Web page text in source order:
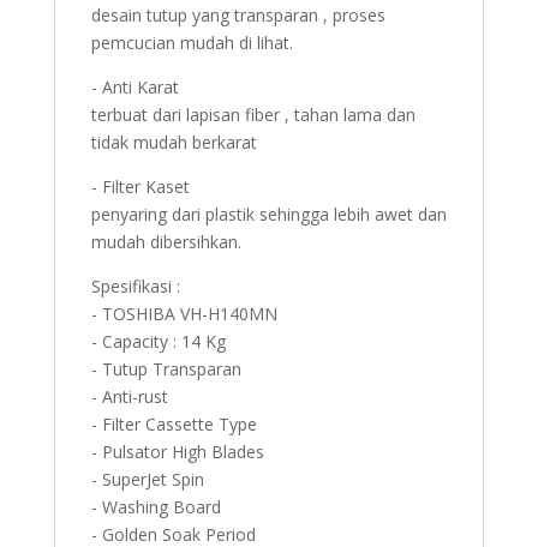
desain tutup yang transparan , proses
pemcucian mudah di lihat.
- Anti Karat
terbuat dari lapisan fiber , tahan lama dan
tidak mudah berkarat
- Filter Kaset
penyaring dari plastik sehingga lebih awet dan
mudah dibersihkan.
Spesifikasi :
- TOSHIBA VH-H140MN
- Capacity : 14 Kg
- Tutup Transparan
- Anti-rust
- Filter Cassette Type
- Pulsator High Blades
- SuperJet Spin
- Washing Board
- Golden Soak Period